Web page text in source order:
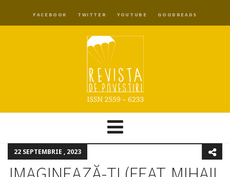
FACEBOOK TWITTER YOUTUBE GOODREADS
22 SEPTEMBRIE , 2023